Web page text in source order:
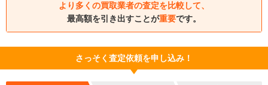
より多くの買取業者の査定を比較して、
最高額を引き出すことが重要です。
さっそく査定依頼を申し込み！